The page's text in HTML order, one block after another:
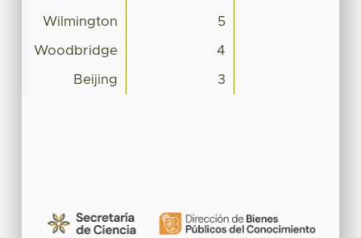
Wilmington 5
Woodbridge 4
Beijing 3